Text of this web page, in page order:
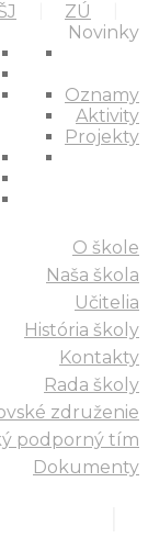
ZÚ
Novinky
Oznamy
Aktivity
Projekty
O škole
Naša škola
Učitelia
História školy
Kontakty
Rada školy
združenie
podporný tím
Dokumenty